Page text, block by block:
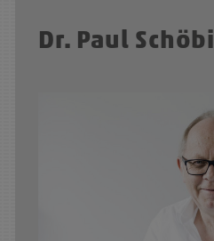
Dr. Paul Schöbi